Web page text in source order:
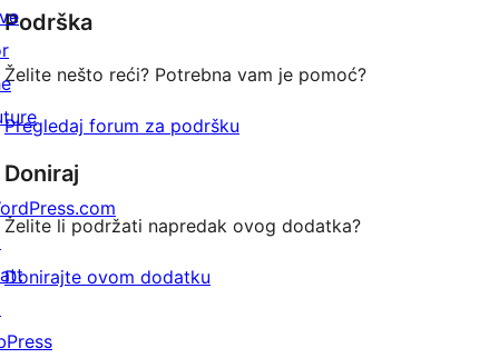
reviews
Podrška
Želite nešto reći? Potrebna vam je pomoć?
Pregledaj forum za podršku
Doniraj
Želite li podržati napredak ovog dodatka?
Donirajte ovom dodatku